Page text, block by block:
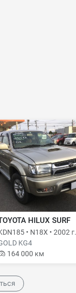
HILUX SURF
• N18X • 2002 г.
KG4
164 000 км